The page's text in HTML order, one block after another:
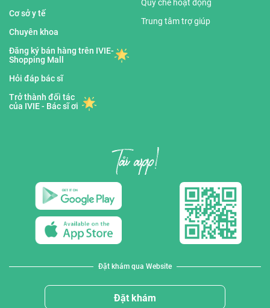
Cơ sở y tế
Chuyên khoa
Đăng ký bán hàng trên IVIE-
Shopping Mall
Hỏi đáp bác sĩ
Trở thành đối tác
của IVIE - Bác sĩ ơi
Quy chế hoạt động
Trung tâm trợ giúp
Đặt khám qua Website
Đặt khám